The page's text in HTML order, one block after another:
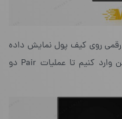
بعد از زدن دکمه‌ Connect، یک رمز ۶ رقمی روی کیف پول نمایش داده
می‌شود. این عدد را باید در اپلیکیشن وارد کنیم تا عملیات Pair‌ دو